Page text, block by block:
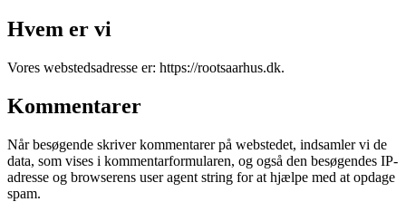
Hvem er vi
Vores webstedsadresse er: https://rootsaarhus.dk.
Kommentarer
Når besøgende skriver kommentarer på webstedet, indsamler vi de
data, som vises i kommentarformularen, og også den besøgendes IP-
adresse og browserens user agent string for at hjælpe med at opdage
spam.